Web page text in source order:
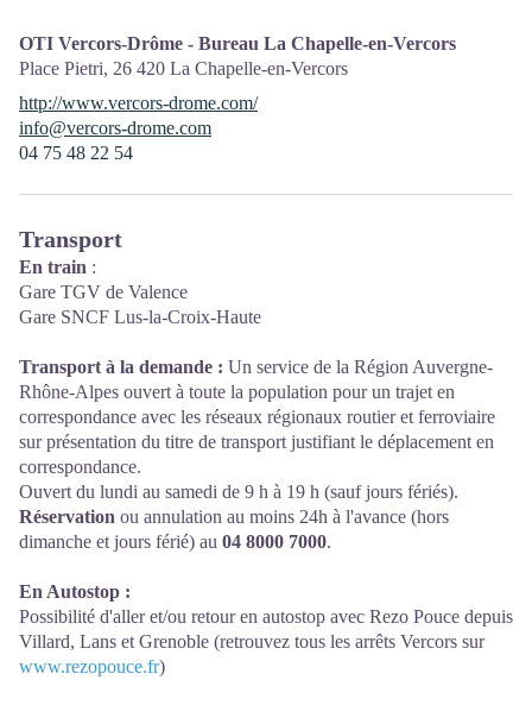
OTI Vercors-Drôme - Bureau La Chapelle-en-Vercors
Place Pietri, 26 420 La Chapelle-en-Vercors
http://www.vercors-drome.com/
info@vercors-drome.com
04 75 48 22 54
Transport
En train :
Gare TGV de Valence
Gare SNCF Lus-la-Croix-Haute
Transport à la demande : Un service de la Région Auvergne-
Rhône-Alpes ouvert à toute la population pour un trajet en
correspondance avec les réseaux régionaux routier et ferroviaire
sur présentation du titre de transport justifiant le déplacement en
correspondance.
Ouvert du lundi au samedi de 9 h à 19 h (sauf jours fériés).
Réservation ou annulation au moins 24h à l'avance (hors
dimanche et jours férié) au 04 8000 7000.
En Autostop :
Possibilité d'aller et/ou retour en autostop avec Rezo Pouce depuis
Villard, Lans et Grenoble (retrouvez tous les arrêts Vercors sur
www.rezopouce.fr)